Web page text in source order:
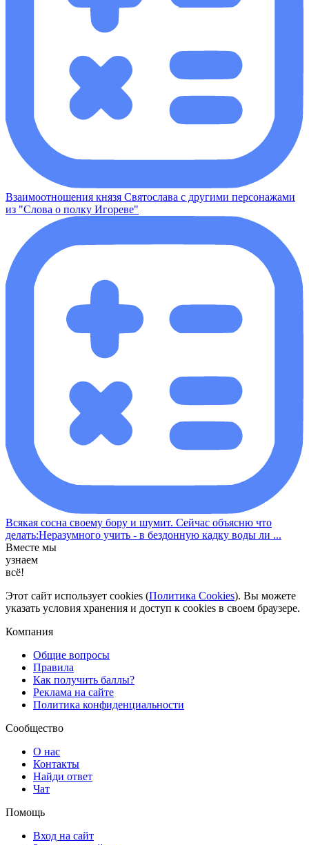
Взаимоотношения князя Святослава с другими персонажами
из "Слова о полку Игореве"
Всякая сосна своему бору и шумит. Сейчас объясню что
делать:Неразумного учить - в бездонную кадку воды ли ...
Вместе мы
узнаем
всё!
Этот сайт использует cookies (Политика Cookies). Вы можете
указать условия хранения и доступ к cookies в своем браузере.
Компания
Общие вопросы
Правила
Как получить баллы?
Реклама на сайте
Политика конфиденциальности
Сообщество
О нас
Контакты
Найди ответ
Чат
Помощь
Вход на сайт